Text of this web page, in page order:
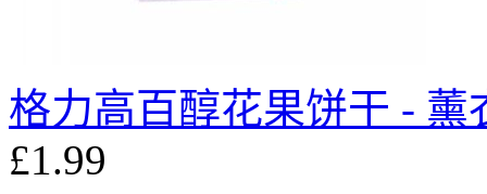
格力高百醇花果饼干 - 薰
£1.99